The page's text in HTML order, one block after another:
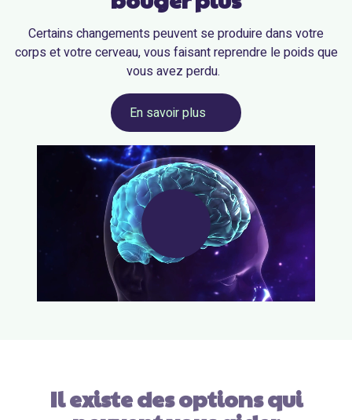
Certains changements peuvent se produire dans votre
corps et votre cerveau, vous faisant reprendre le poids que
vous avez perdu.
En savoir plus: Le défi de la gestion du
Regarder la vidéo : Un
Il existe des options qui